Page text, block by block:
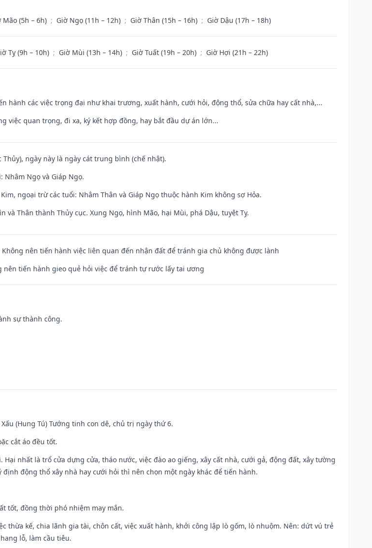
Mão (5h – 6h) ; Giờ Ngọ (11h – 12h) ; Giờ Thân (15h – 16h) ; Giờ Dậu (17h – 18h)
Tỵ (9h – 10h) ; Giờ Mùi (13h – 14h) ; Giờ Tuất (19h – 20h) ; Giờ Hợi (21h – 22h)
hành các việc trọng đại như khai trương, xuất hành, cưới hỏi, động thổ, sửa chữa hay cất nhà,...
việc quan trọng, đi xa, ký kết hợp đồng, hay bắt đầu dự án lớn...
Thủy), ngày này là ngày cát trung bình (chế nhật).
Nhâm Ngọ và Giáp Ngọ.
ngoại trừ các tuổi: Nhâm Thân và Giáp Ngọ thuộc hành Kim không sợ Hỏa.
và Thân thành Thủy cục. Xung Ngọ, hình Mão, hại Mùi, phá Dậu, tuyệt Tỵ.
nên tiến hành việc liên quan đến nhận đất để tránh gia chủ không được lành
nên tiến hành gieo quẻ hỏi việc để tránh tự rước lấy tai ương
sự thành công.
(Hung Tú) Tướng tinh con dê, chủ trị ngày thứ 6.
cắt áo đều tốt.
Hại nhất là trổ cửa dựng cửa, tháo nước, việc đào ao giếng, xây cất nhà, cưới gả, động đất, xây tường
định động thổ xây nhà hay cưới hỏi thì nên chọn một ngày khác để tiến hành.
tốt, đồng thời phó nhiệm may mắn.
thừa kế, chia lãnh gia tài, chôn cất, việc xuất hành, khởi công lập lò gốm, lò nhuộm. Nên: dứt vú trẻ
lỗ, làm cầu tiêu.